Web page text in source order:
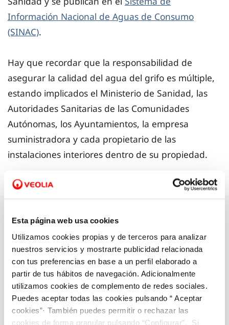
Esta página web usa cookies
Utilizamos cookies propias y de terceros para analizar
nuestros servicios y mostrarte publicidad relacionada
con tus preferencias en base a un perfil elaborado a
partir de tus hábitos de navegación. Adicionalmente
utilizamos cookies de complemento de redes sociales.
Puedes aceptar todas las cookies pulsando “ Aceptar
cookies”· También puedes permitir o rechazar las
cookies de forma granular pulsando “Configurar”. Si
Información Nacional de Aguas de Consumo
(SINAC).
Hay que recordar que la responsabilidad de
asegurar la calidad del agua del grifo es múltiple,
estando implicados el Ministerio de Sanidad, las
Autoridades Sanitarias de las Comunidades
Autónomas, los Ayuntamientos, la empresa
suministradora y cada propietario de las
instalaciones interiores dentro de su propiedad.
Tipos de análisis
Para asegurar la calidad del agua, se realizan los
siguientes tipos de análisis: